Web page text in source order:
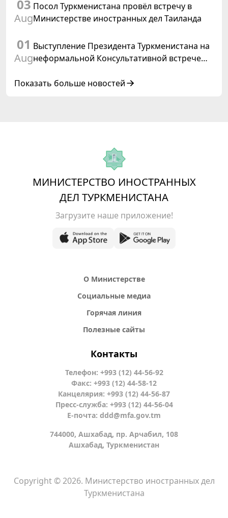
03
Aug
Посол Туркменистана провёл встречу в
Министерстве иностранных дел Таиланда
01
Aug
Выступление Президента Туркменистана на
неформальной Консультативной встрече
Азербайджанской Республики
Показать больше новостей
МИНИСТЕРСТВО ИНОСТРАННЫХ
ДЕЛ ТУРКМЕНИСТАНА
Загрузите наше приложение!
О Министерстве
Социальные медиа
Горячая линия
Полезные сайты
Контакты
Телефон: +993 (12) 44-56-92
Факс: +993 (12) 44-58-12
Канцелярия: +993 (12) 44-56-87
Пресс-служба: +993 (12) 44-56-04
Е-почта: ddd@mfa.gov.tm
744000, Ашхабад, пр. Арчабил, 108
Ашхабад, Туркменистан
Copyright © 2026. Министерство иностранных дел
Туркменистана